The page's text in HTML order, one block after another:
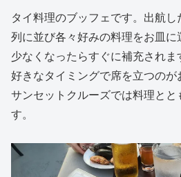
タイ料理のブッフェです。出航
列に並び各々好みの料理をお皿に
少なくなったらすぐに補充され
好きなタイミングで席を立つのが
サンセットクルーズでは料理と
す。